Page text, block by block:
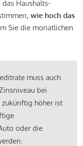
Haushalts-
wie hoch das
Sie die monatlichen
muss auch
bei
zukünftig höher ist
oder die